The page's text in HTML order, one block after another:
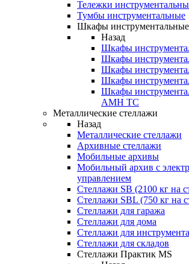
Тележки
Тумбы инструментальные
Шкафы инструментальные
Назад
Шкафы
Шкафы
Шкафы
Шкафы
Шкафы
AMH TC
Металлические стеллажи
Назад
Металлические стеллажи
Архивные стеллажи
Мобильные архивы
Мобильный архив с
управлением
Стеллажи SB (2100 кг на
Стеллажи SBL (750 кг на
Стеллажи для гаража
Стеллажи для дома
Стеллажи для инструмента
Стеллажи для складов
Стеллажи Практик MS